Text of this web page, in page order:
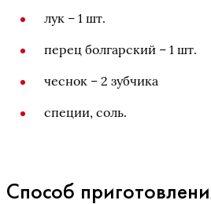
лук – 1 шт.
перец болгарский – 1 шт.
чеснок – 2 зубчика
специи, соль.
Способ